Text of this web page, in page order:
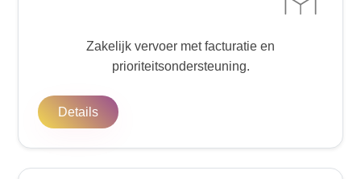
Zakelijk vervoer met facturatie en
prioriteitsondersteuning.
Details